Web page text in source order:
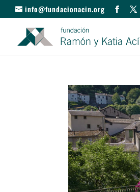
info@fundacionacin.org